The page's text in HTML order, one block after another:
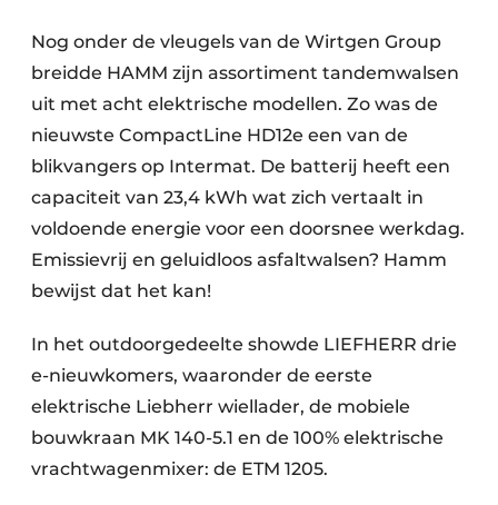
Nog onder de vleugels van de Wirtgen Group
breidde HAMM zijn assortiment tandemwalsen
uit met acht elektrische modellen. Zo was de
nieuwste CompactLine HD12e een van de
blikvangers op Intermat. De batterij heeft een
capaciteit van 23,4 kWh wat zich vertaalt in
voldoende energie voor een doorsnee werkdag.
Emissievrij en geluidloos asfaltwalsen? Hamm
bewijst dat het kan!
In het outdoorgedeelte showde LIEFHERR drie
e-nieuwkomers, waaronder de eerste
elektrische Liebherr wiellader, de mobiele
bouwkraan MK 140-5.1 en de 100% elektrische
vrachtwagenmixer: de ETM 1205.